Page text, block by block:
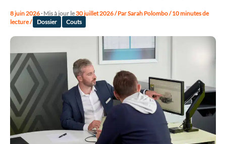
8 juin 2026 · Mis à jour le30 juillet 2026/ ParSarah Polombo/10 minutes de
lecture/ Dossier Couts